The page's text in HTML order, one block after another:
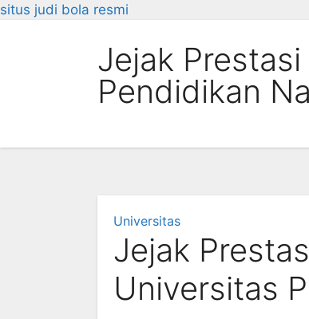
situs judi bola resmi
Jejak
Pendidikan
Universitas
Jejak
Universitas